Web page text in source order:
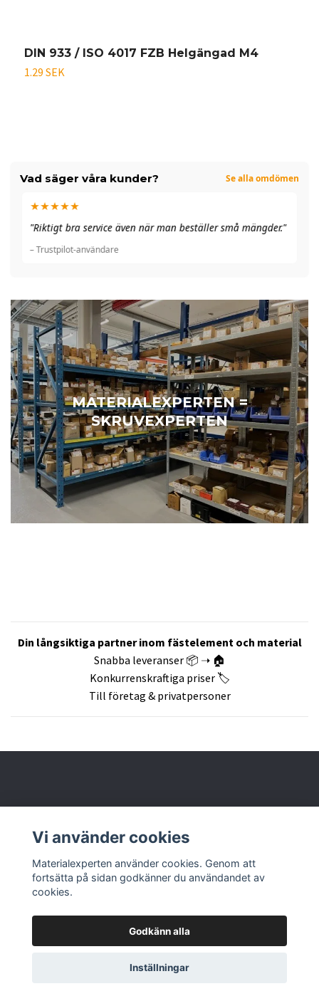
Vad säger våra kunder? Se alla omdömen
★★★★★
"Riktigt bra service även när man beställer små mängder."
– Trustpilot-användare
MATERIALEXPERTEN =
SKRUVEXPERTEN
Din långsiktiga partner inom fästelement och material
Snabba leveranser 📦 ➝ 🏠
Konkurrenskraftiga priser 🏷️
Till företag & privatpersoner
DIN 933 / ISO 4017 FZB Helgängad M4
1.29 SEK
Butik & kontakt
© 2026 Materialexperten
Vi använder cookies
Materialexperten använder cookies. Genom att
fortsätta på sidan godkänner du användandet av
cookies.
Godkänn alla
Inställningar